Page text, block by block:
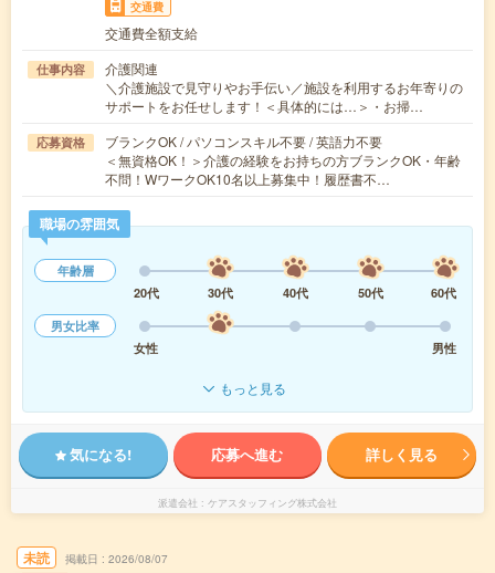
交通費
交通費全額支給
仕事内容
介護関連
＼介護施設で見守りやお手伝い／施設を利用するお年寄りの
サポートをお任せします！＜具体的には…＞・お掃…
応募資格
ブランクOK / パソコンスキル不要 / 英語力不要
＜無資格OK！＞介護の経験をお持ちの方ブランクOK・年齢
不問！WワークOK10名以上募集中！履歴書不…
職場の雰囲気
年齢層
20代
30代 40代 50代
60代
男女比率
女性
男性
もっと見る
気になる! 応募へ進む 詳しく見る
派遣会社 ケアスタッフィング株式会社
未読 掲載日 2026/08/07